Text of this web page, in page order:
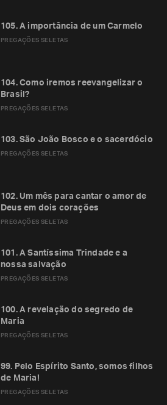
PREGAÇÕES SELETAS
105. A importância de um Carmelo
PREGAÇÕES SELETAS
104. Como iremos reevangelizar o
Brasil?
PREGAÇÕES SELETAS
103. São João Bosco e o sacerdócio
PREGAÇÕES SELETAS
102. Um mês para cantar o amor de
Deus em dois corações
PREGAÇÕES SELETAS
101. A Santíssima Trindade e a
nossa salvação
PREGAÇÕES SELETAS
100. A revelação do segredo de
Maria
PREGAÇÕES SELETAS
99. Pelo Espírito Santo, somos filhos
de Maria!